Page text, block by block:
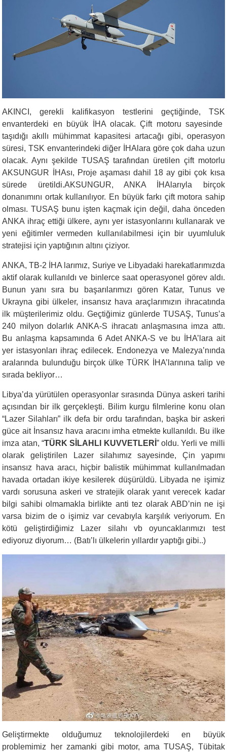
AKINCI, gerekli kalifikasyon testlerini geçtiğinde, TSK
envanterdeki en büyük İHA olacak. Çift motoru sayesinde
taşıdığı akıllı mühimmat kapasitesi artacağı gibi, operasyon
süresi,TSK envanterindeki diğer İHAlara göreçok daha uzun
olacak. Aynı şekilde TUSAŞtarafından üretilen çift motorlu
AKSUNGUR
İHAsı, Proje aşaması dahil 18 ay gibi çok kısa
sürede üretildi.AKSUNGUR, ANKA İHAlarıyla birçok
donanımını ortak kullanılıyor. En büyük farkı çift motora sahip
olması. TUSAŞ bunu işten kaçmak için değil, daha önceden
ANKA ihraç ettiği ülkere, aynı yer istasyonlarını kullanarak ve
yeni eğitimler vermeden kullanılabilmesi için bir uyumluluk
stratejisi için yaptığının altını çiziyor.
ANKA, TB-2 İHA larımız, Suriye ve Libyadaki harekatlarımızda
aktif olarak kullanıldı ve binlerce saat operasyonel görev aldı.
Bunun yanı sıra bu başarılarımızı gören Katar, Tunus ve
Ukrayna gibi ülkeler, insansız hava araçlarımızın ihracatında
ilk müşterilerimiz oldu. Geçtiğimiz günlerde TUSAŞ, Tunus’a
240 milyon dolarlık ANKA-S ihracatı anlaşmasına imza attı.
Bu anlaşma kapsamında 6 Adet ANKA-S ve bu İHA’lara ait
yer istasyonları ihraç edilecek. Endonezya ve Malezya’nında
aralarında bulunduğu birçok ülke TÜRK İHA’larınına talip ve
sırada bekliyor…
Libya’da yürütülen operasyonlar sırasında Dünya askeri tarihi
açısından bir ilk gerçekleşti. Bilim kurgu filmlerine konu olan
“Lazer Silahları” ilk defa bir ordu tarafından, başka bir askeri
güce ait İnsansız hava aracını imha etmekte kullanıldı. Bu ilke
imza atan, “TÜRK SİLAHLI KUVVETLERİ ” oldu. Yerli ve milli
olarak geliştirilen Lazer silahımız sayesinde, Çin yapımı
insansız hava aracı, hiçbir balistik mühimmat kullanılmadan
havada ortadan ikiye kesilerek düşürüldü. Libyada ne işimiz
vardı sorusuna askeri ve stratejik olarak yanıt verecek kadar
bilgi sahibi olmamakla birlikte anti tez olarak ABD’nin ne işi
varsa bizim de o işimiz var cevabıyla karşılık veriyorum. En
kötü geliştirdiğimiz Lazer silahı vb oyuncaklarımızı test
ediyoruz diyorum… (Batı’lı ülkelerin yıllardır yaptığı gibi..)
Geliştirmekte olduğumuz teknolojilerdeki en büyük
problemimiz
her zamanki gibi motor, ama TUSAŞ, Tübitak